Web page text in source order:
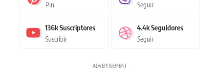
Pin Seguir
136kSuscriptores
Suscribir
4.4kSeguidores
Seguir
- ADVERTISEMENT -